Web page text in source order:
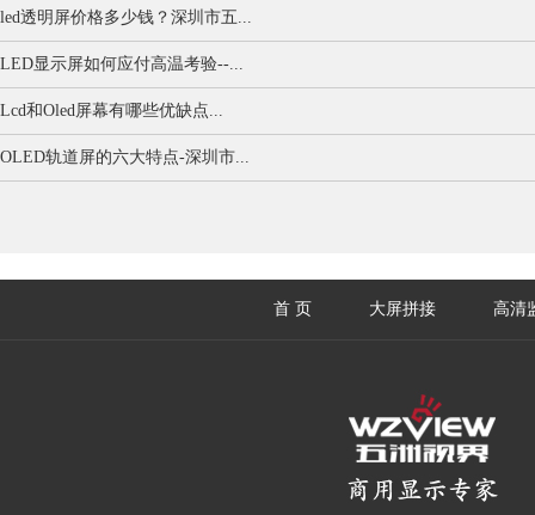
led透明屏价格多少钱？深圳市五...
LED显示屏如何应付高温考验--...
Lcd和Oled屏幕有哪些优缺点...
OLED轨道屏的六大特点-深圳市...
首 页 大屏拼接 高清